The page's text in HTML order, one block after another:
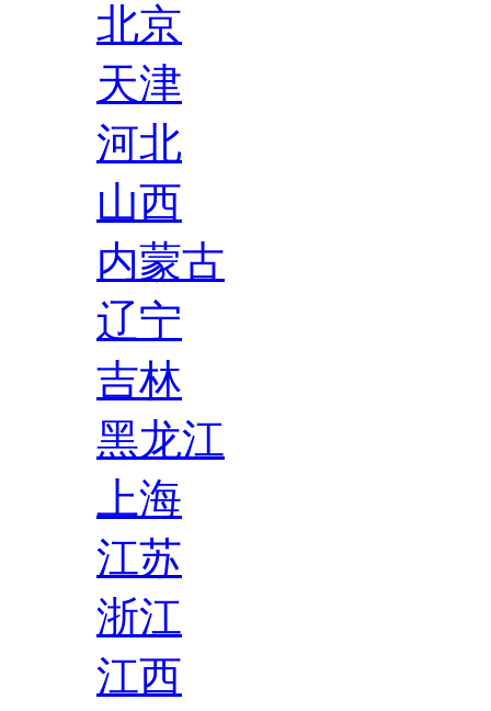
北京
天津
河北
山西
内蒙古
辽宁
吉林
黑龙江
上海
江苏
浙江
江西